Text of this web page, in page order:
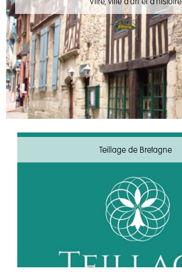
Teillage de Bretagne